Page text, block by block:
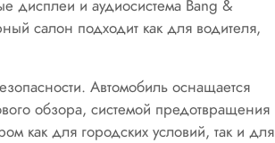
дисплеи и аудиосистема Bang &
салон подходит как для водителя,
Автомобиль оснащается
обзора, системой предотвращения
как для городских условий, так и для